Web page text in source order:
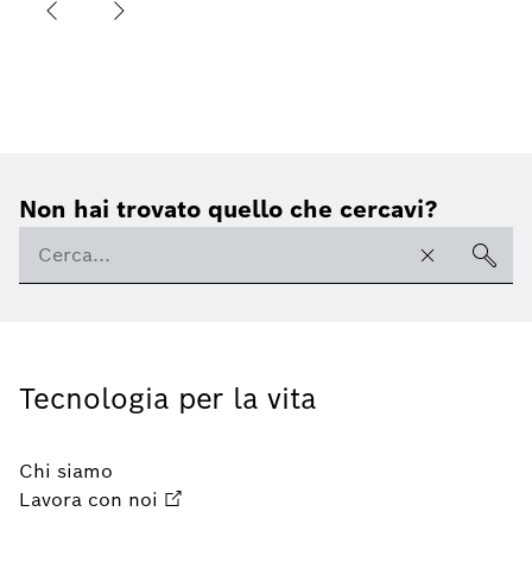
Non hai trovato quello che cercavi?
Tecnologia per la vita
Chi siamo
Lavora con noi